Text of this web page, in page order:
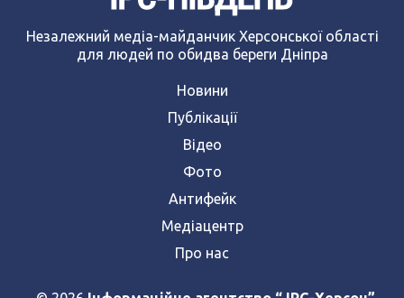
Незалежний медіа-майданчик Херсонської області
для людей по обидва береги Дніпра
Новини
Публікації
Відео
Фото
Антифейк
Медіацентр
Про нас